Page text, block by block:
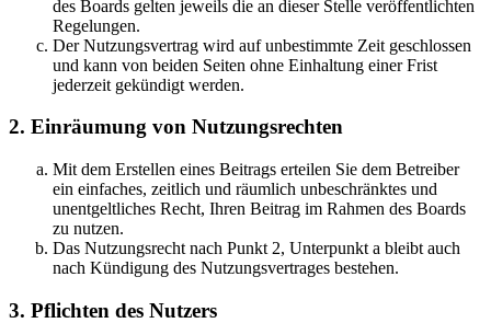
des Boards gelten jeweils die an dieser Stelle veröffentlichten
Regelungen.
Der Nutzungsvertrag wird auf unbestimmte Zeit geschlossen
und kann von beiden Seiten ohne Einhaltung einer Frist
jederzeit gekündigt werden.
2. Einräumung von Nutzungsrechten
Mit dem Erstellen eines Beitrags erteilen Sie dem Betreiber
ein einfaches, zeitlich und räumlich unbeschränktes und
unentgeltliches Recht, Ihren Beitrag im Rahmen des Boards
zu nutzen.
Das Nutzungsrecht nach Punkt 2, Unterpunkt a bleibt auch
nach Kündigung des Nutzungsvertrages bestehen.
3. Pflichten des Nutzers